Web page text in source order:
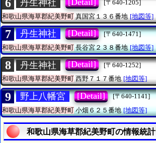
6 丹生神社
[〒640-1205]
和歌山県海草郡紀美野町 真国宮１３６番地 [地図等]
7 丹生神社 [Detail]
[〒640-1471]
和歌山県海草郡紀美野町長谷宮２３８番地 [地図等]
8 丹生神社 [Detail]
[〒640-1252]
和歌山県海草郡紀美野町西野７１７番地 [地図等]
9 野上八幡宮 [Detail]
[〒640-1141]
和歌山県海草郡紀美野町小畑６２５番地 [地図等]
和歌山県海草郡紀美野町の情報統計